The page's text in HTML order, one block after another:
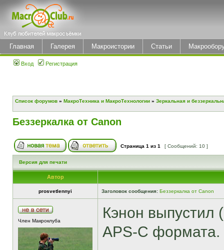
Главная Галерея Макроистории Статьи
Вход Регистрация
Список форумов » МакроТехника и МакроТехнологии » Зеркальная и
Беззеркалка от Canon
Страница 1 из 1 [ Сообщений: 10 ]
Версия для печати
Автор
prosvetlennyi Заголовок сообщения: Беззеркалка от Canon
Член Макроклуба
Кэнон выпустил
APS-C формата.